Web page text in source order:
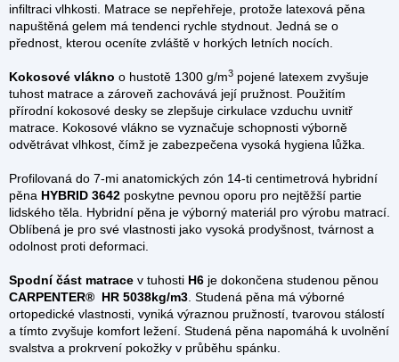
infiltraci vlhkosti. Matrace se nepřehřeje, protože latexová pěna
napuštěná gelem má tendenci rychle stydnout. Jedná se o
přednost, kterou oceníte zvláště v horkých letních nocích.
Kokosové vlákno o hustotě 1300 g/m3 pojené latexem zvyšuje
tuhost matrace a zároveň zachovává její pružnost. Použitím
přírodní kokosové desky se zlepšuje cirkulace vzduchu uvnitř
matrace. Kokosové vlákno se vyznačuje schopnosti výborně
odvětrávat vlhkost, čímž je zabezpečena vysoká hygiena lůžka.
Profilovaná do 7-mi anatomických zón 14-ti centimetrová hybridní
pěna HYBRID 3642 poskytne pevnou oporu pro nejtěžší partie
lidského těla. Hybridní pěna je výborný materiál pro výrobu matrací.
Oblíbená je pro své vlastnosti jako vysoká prodyšnost, tvárnost a
odolnost proti deformaci.
Spodní část matrace v tuhosti H6 je dokončena studenou pěnou
CARPENTER® HR 5038kg/m3 Studená pěna má výborné
ortopedické vlastnosti, vyniká výraznou pružností, tvarovou stálostí
a tímto zvyšuje komfort ležení. Studená pěna napomáhá k uvolnění
svalstva a prokrvení pokožky v průběhu spánku.